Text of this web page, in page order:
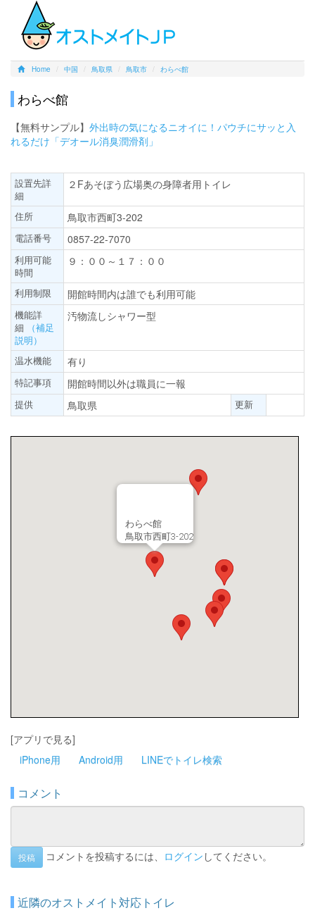
Home 中国 鳥取県 鳥取市 わらべ館
わらべ館
【無料サンプル】 外出時の気になるニオイに！パウチにサッと入
れるだけ「デオール消臭潤滑剤」
設置先詳
細
２Fあそぼう広場奥の身障者用トイレ
住所 鳥取市西町3-202
電話番号 0857-22-7070
利用可能
時間
９：００～１７：００
利用制限 開館時間内は誰でも利用可能
機能詳
細
（補足
説明）
汚物流しシャワー型
温水機能 有り
特記事項 開館時間以外は職員に一報
提供 鳥取県 更新
わらべ館
鳥取市西町3-202
[アプリで見る]
iPhone用
Android用 LINEでトイレ検索
コメント
投稿 コメントを投稿するには、 ログイン してください。
近隣のオストメイト対応トイレ